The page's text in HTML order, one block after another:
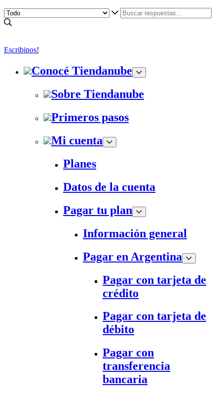
Escribinos!
Conocé Tiendanube
Sobre Tiendanube
Primeros pasos
Mi cuenta
Planes
Datos de la cuenta
Pagar tu plan
Información general
Pagar en Argentina
Pagar con tarjeta de
crédito
Pagar con tarjeta de
débito
Pagar con
transferencia
bancaria